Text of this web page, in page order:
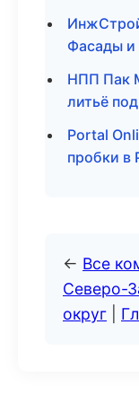
Фасады и
НПП Пак
литьё
Portal
пробки в
← Все
Северо-
округ